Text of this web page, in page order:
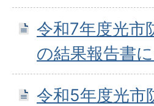
令和7年度光市
の結果報告書
令和5年度光市